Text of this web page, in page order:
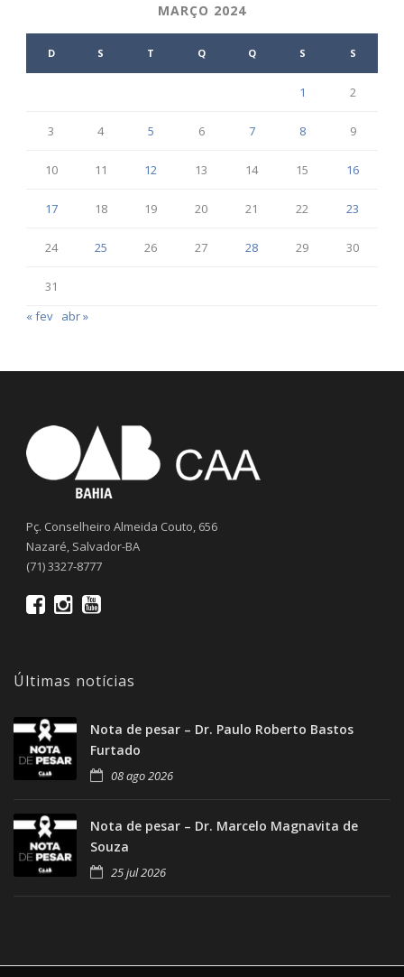
MARÇO 2024
D S T Q Q S S
1 2
3 4 5 6 7 8 9
10 11 12 13 14 15 16
17 18 19 20 21 22 23
24 25 26 27 28 29 30
31
« fev abr »
Pç. Conselheiro Almeida Couto, 656
Nazaré, Salvador-BA
(71) 3327-8777
Últimas notícias
Nota de pesar – Dr. Paulo Roberto Bastos
Furtado
08 ago 2026
Nota de pesar – Dr. Marcelo Magnavita de
Souza
25 jul 2026